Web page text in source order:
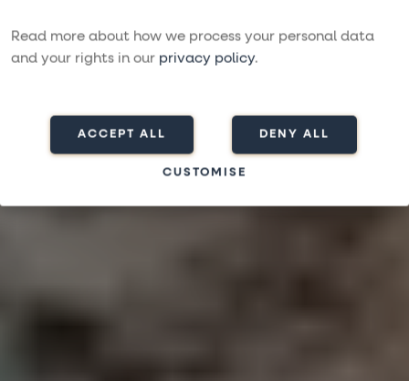
Read more about how we process your personal data
and your rights in our privacy policy.
ACCEPT ALL DENY ALL
CUSTOMISE
Etsi matkaa